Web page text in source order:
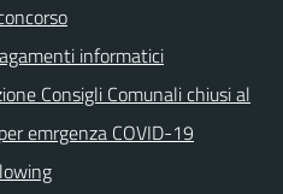
informatici
Consigli Comunali chiusi al
emrgenza COVID-19